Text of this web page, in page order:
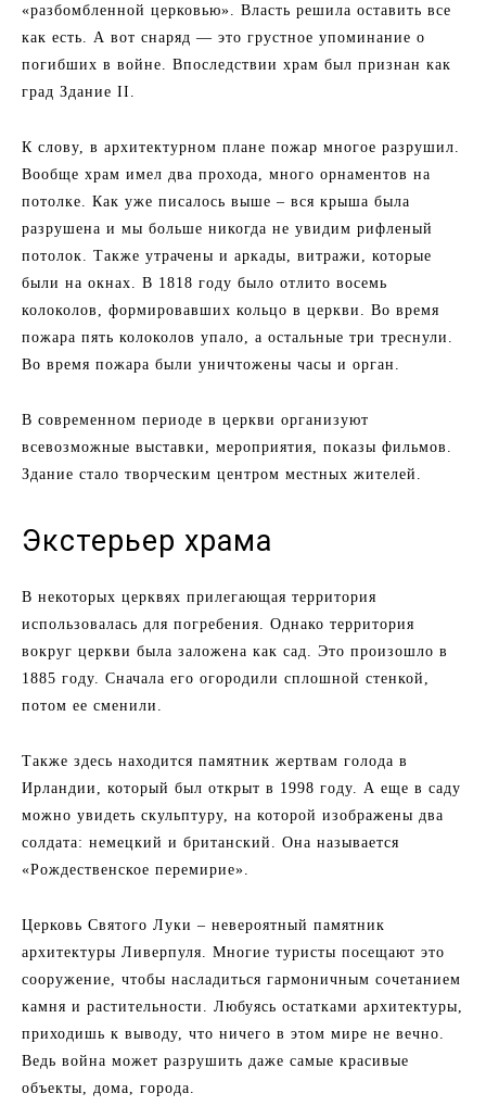
«разбомбленной церковью». Власть решила оставить все
как есть. А вот снаряд — это грустное упоминание о
погибших в войне. Впоследствии храм был признан как
град Здание II.
К слову, в архитектурном плане пожар многое разрушил.
Вообще храм имел два прохода, много орнаментов на
потолке. Как уже писалось выше – вся крыша была
разрушена и мы больше никогда не увидим рифленый
потолок. Также утрачены и аркады, витражи, которые
были на окнах. В 1818 году было отлито восемь
колоколов, формировавших кольцо в церкви. Во время
пожара пять колоколов упало, а остальные три треснули.
Во время пожара были уничтожены часы и орган.
В современном периоде в церкви организуют
всевозможные выставки, мероприятия, показы фильмов.
Здание стало творческим центром местных жителей.
Экстерьер храма
В некоторых церквях прилегающая территория
использовалась для погребения. Однако территория
вокруг церкви была заложена как сад. Это произошло в
1885 году. Сначала его огородили сплошной стенкой,
потом ее сменили.
Также здесь находится памятник жертвам голода в
Ирландии, который был открыт в 1998 году. А еще в саду
можно увидеть скульптуру, на которой изображены два
солдата: немецкий и британский. Она называется
«Рождественское перемирие».
Церковь Святого Луки – невероятный памятник
архитектуры Ливерпуля. Многие туристы посещают это
сооружение, чтобы насладиться гармоничным сочетанием
камня и растительности. Любуясь остатками архитектуры,
приходишь к выводу, что ничего в этом мире не вечно.
Ведь война может разрушить даже самые красивые
объекты, дома, города.